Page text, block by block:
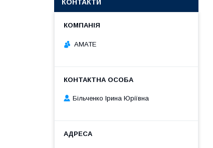
КОНТАКТИ
АМАТЕ
Більченко Ірина Юріївна